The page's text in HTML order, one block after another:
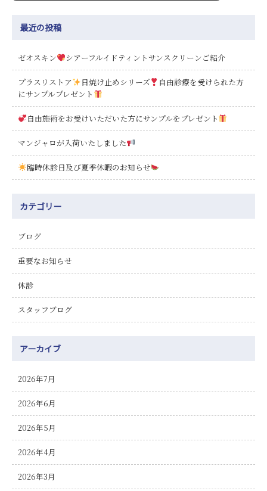
最近の投稿
ゼオスキン シアーフルイドティントサンスクリーンご紹介
プラスリストア 日焼け止めシリーズ
自由診療を受けられた方
にサンプルプレゼント
自由施術をお受けいただいた方にサンプルをプレゼント
マンジャロが入荷いたしました
臨時休診日及び夏季休暇のお知らせ
カテゴリー
ブログ
重要なお知らせ
休診
スタッフブログ
アーカイブ
2026年7月
2026年6月
2026年5月
2026年4月
2026年3月